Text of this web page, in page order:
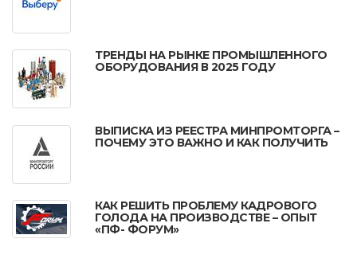
ТРЕНДЫ НА РЫНКЕ ПРОМЫШЛЕННОГО
ОБОРУДОВАНИЯ В 2025 ГОДУ
ВЫПИСКА ИЗ РЕЕСТРА МИНПРОМТОРГА –
ПОЧЕМУ ЭТО ВАЖНО И КАК ПОЛУЧИТЬ
КАК РЕШИТЬ ПРОБЛЕМУ КАДРОВОГО
ГОЛОДА НА ПРОИЗВОДСТВЕ – ОПЫТ
«ПФ- ФОРУМ»